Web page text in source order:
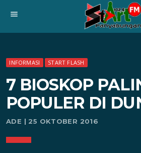
menu
INFORMASI START FLASH
7 BIOSKOP
POPULER DI
ADE | 25 OKTOBER 2016